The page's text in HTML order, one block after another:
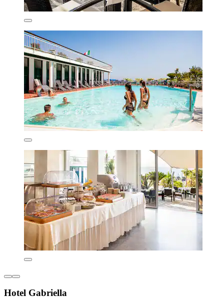
Hotel Gabriella